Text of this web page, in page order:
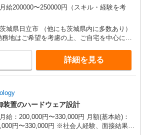
月給200000〜250000円（スキル・経験を考
茨城県日立市 （他にも茨城県内に多数あり）
地はご希望を考慮の上、ご自宅を中心に通
詳細を見る
装置のハードウェア設計
月給：200,000円〜330,000円 月額(基本給)：
〜330,000円 ※社会人経験、面接結果等